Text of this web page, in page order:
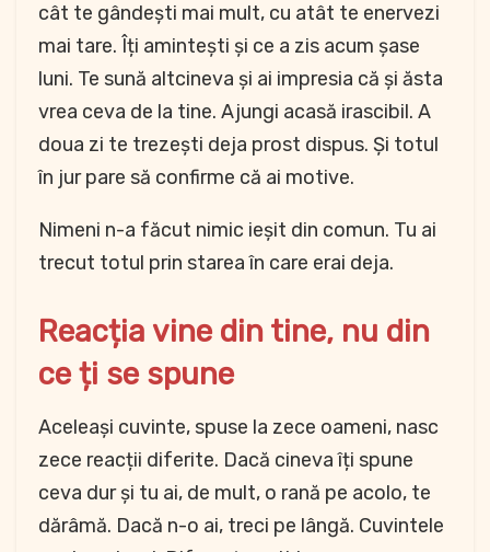
cât te gândești mai mult, cu atât te enervezi
mai tare. Îți amintești și ce a zis acum șase
luni. Te sună altcineva și ai impresia că și ăsta
vrea ceva de la tine. Ajungi acasă irascibil. A
doua zi te trezești deja prost dispus. Și totul
în jur pare să confirme că ai motive.
Nimeni n-a făcut nimic ieșit din comun. Tu ai
trecut totul prin starea în care erai deja.
Reacția vine din tine, nu din
ce ți se spune
Aceleași cuvinte, spuse la zece oameni, nasc
zece reacții diferite. Dacă cineva îți spune
ceva dur și tu ai, de mult, o rană pe acolo, te
dărâmă. Dacă n-o ai, treci pe lângă. Cuvintele